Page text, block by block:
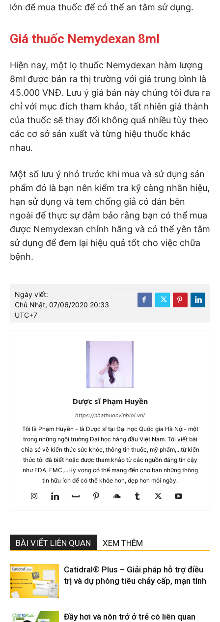
lớn để mua thuốc để có thể an tâm sử dụng.
Giá thuốc Nemydexan 8ml
Hiện nay, một lọ thuốc Nemydexan hàm lượng
8ml được bán ra thị trường với giá trung bình là
45.000 VNĐ. Lưu ý giá bán này chúng tôi đưa ra
chỉ với mục đích tham khảo, tất nhiên giá thành
của thuốc sẽ thay đổi không quá nhiều tùy theo
các cơ sở sản xuất và từng hiệu thuốc khác
nhau.
Một số lưu ý nhỏ trước khi mua và sử dụng sản
phẩm đó là bạn nên kiểm tra kỹ càng nhãn hiệu,
hạn sử dụng và tem chống giả có dán bên
ngoài để thực sự đảm bảo rằng bạn có thể mua
được Nemydexan chính hãng và có thể yên tâm
sử dụng để đem lại hiệu quả tốt cho việc chữa
bệnh.
Ngày viết:
Chủ Nhật, 07/06/2020 20:33
UTC+7
Dược sĩ Phạm Huyền
https://nhathuocvinhloi.vn/
Tôi là Phạm Huyền - là Dược sĩ tại Đại học Quốc gia Hà Nội- một
trong những ngôi trường Đại học hàng đầu Việt Nam. Tôi viết bài
chia sẻ về kiến thức sức khỏe, thông tin thuốc, mỹ phẩm,...từ kiến
thức tôi đã biết hoặc được tham khảo từ các nguồn đáng tin cậy
như FDA, EMC,...Hy vọng có thể mang đến cho bạn những thông
tin hữu ích để có thể khỏe hơn, đẹp hơn mỗi ngày.
BÀI VIẾT LIÊN QUAN XEM THÊM
Catidral® Plus – Giải pháp hỗ trợ điều
trị và dự phòng tiêu chảy cấp, mạn tính
Đầy hơi và nôn trớ ở trẻ có liên quan